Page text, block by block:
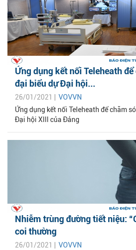
Ứng dụng kết nối Teleheath
đại biểu dự Đại hội...
26/01/2021 | VOVVN
Ứng dụng kết nối Teleheath để chăm
Đại hội XIII của Đảng
Nhiễm trùng đường tiết niệu:
coi thường
26/01/2021 | VOVVN